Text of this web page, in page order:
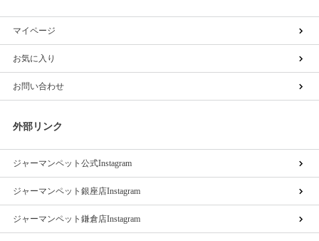
マイページ
お気に入り
お問い合わせ
外部リンク
ジャーマンペット公式Instagram
ジャーマンペット銀座店Instagram
ジャーマンペット鎌倉店Instagram